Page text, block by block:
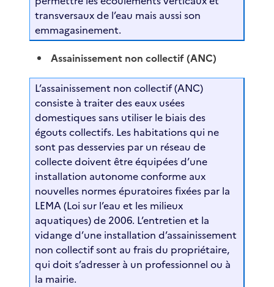
transversaux de l’eau mais aussi son
emmagasinement.
Assainissement non collectif (ANC)
L’assainissement non collectif (ANC)
consiste à traiter des eaux usées
domestiques sans utiliser le biais des
égouts collectifs. Les habitations qui ne
sont pas desservies par un réseau de
collecte doivent être équipées d’une
installation autonome conforme aux
nouvelles normes épuratoires fixées par la
LEMA (Loi sur l’eau et les milieux
aquatiques) de 2006. L’entretien et la
vidange d’une installation d’assainissement
non collectif sont au frais du propriétaire,
qui doit s’adresser à un professionnel ou à
la mairie.